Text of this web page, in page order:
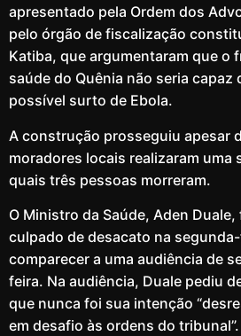
apresentado pela Ordem dos
pelo órgão de fiscalização
Katiba, que argumentaram que o
saúde do Quênia não seria capaz
possível surto de Ebola.
A construção prosseguiu apesar
moradores locais realizaram uma
quais três pessoas morreram.
O Ministro da Saúde, Aden
culpado de desacato na
comparecer a uma audiência de
feira. Na audiência, Duale pediu
que nunca foi sua intenção
em desafio às ordens do tribunal”.